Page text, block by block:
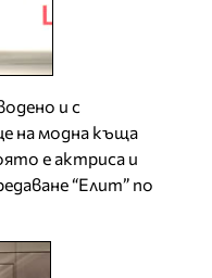
и с
на модна къща
е актриса и
“Елит” по